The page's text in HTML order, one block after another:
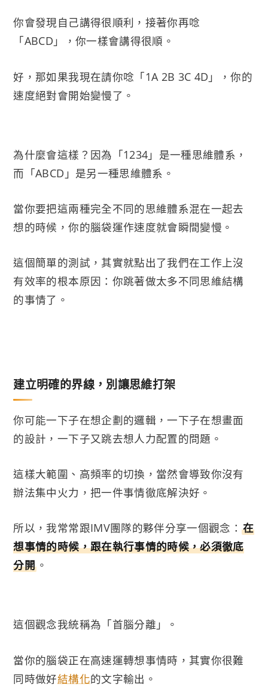
你會發現自己講得很順利，接著你再唸
「ABCD」，你一樣會講得很順。
好，那如果我現在請你唸「1A 2B 3C 4D」，你的
速度絕對會開始變慢了。
為什麼會這樣？因為「1234」是一種思維體系，
而「ABCD」是另一種思維體系。
當你要把這兩種完全不同的思維體系混在一起去
想的時候，你的腦袋運作速度就會瞬間變慢。
這個簡單的測試，其實就點出了我們在工作上沒
有效率的根本原因：你跳著做太多不同思維結構
的事情了。
建立明確的界線，別讓思維打架
你可能一下子在想企劃的邏輯，一下子在想畫面
的設計，一下子又跳去想人力配置的問題。
這樣大範圍、高頻率的切換，當然會導致你沒有
辦法集中火力，把一件事情徹底解決好。
所以，我常常跟IMV團隊的夥伴分享一個觀念：在
想事情的時候，跟在執行事情的時候，必須徹底
分開 。
這個觀念我統稱為「首腦分離」。
當你的腦袋正在高速運轉想事情時，其實你很難
同時做好結構化的文字輸出。